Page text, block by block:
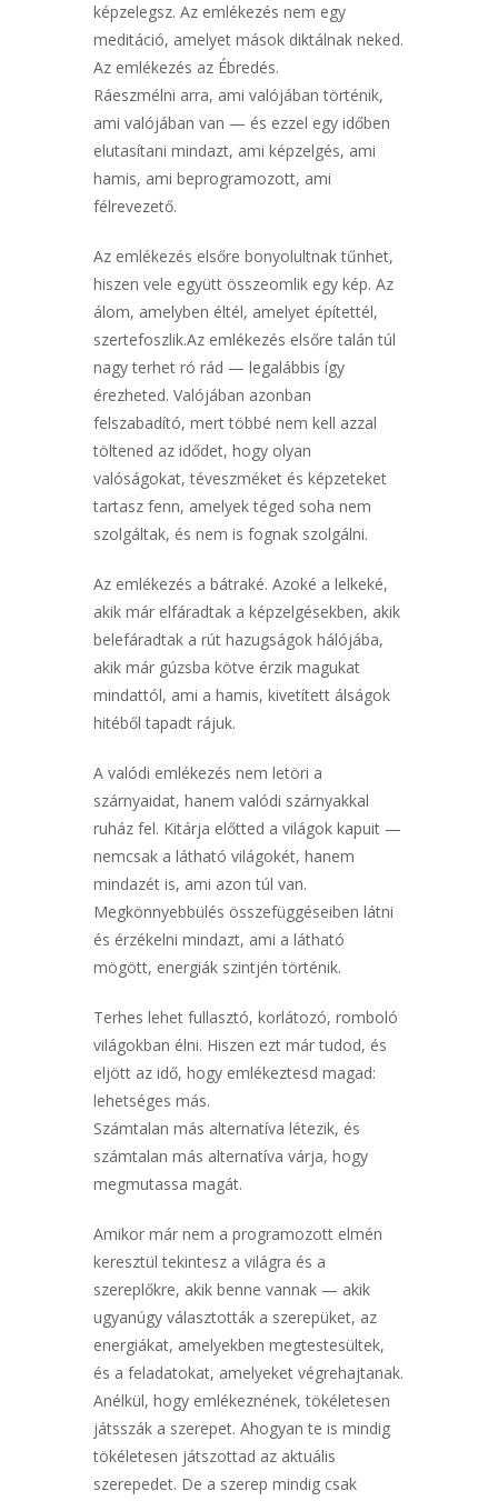
képzelegsz. Az emlékezés nem egy
meditáció, amelyet mások diktálnak neked.
Az emlékezés az Ébredés.
Ráeszmélni arra, ami valójában történik,
ami valójában van — és ezzel egy időben
elutasítani mindazt, ami képzelgés, ami
hamis, ami beprogramozott, ami
félrevezető.
Az emlékezés elsőre bonyolultnak tűnhet,
hiszen vele együtt összeomlik egy kép. Az
álom, amelyben éltél, amelyet építettél,
szertefoszlik.Az emlékezés elsőre talán túl
nagy terhet ró rád — legalábbis így
érezheted. Valójában azonban
felszabadító, mert többé nem kell azzal
töltened az idődet, hogy olyan
valóságokat, téveszméket és képzeteket
tartasz fenn, amelyek téged soha nem
szolgáltak, és nem is fognak szolgálni.
Az emlékezés a bátraké. Azoké a lelkeké,
akik már elfáradtak a képzelgésekben, akik
belefáradtak a rút hazugságok hálójába,
akik már gúzsba kötve érzik magukat
mindattól, ami a hamis, kivetített álságok
hitéből tapadt rájuk.
A valódi emlékezés nem letöri a
szárnyaidat, hanem valódi szárnyakkal
ruház fel. Kitárja előtted a világok kapuit —
nemcsak a látható világokét, hanem
mindazét is, ami azon túl van.
Megkönnyebbülés összefüggéseiben látni
és érzékelni mindazt, ami a látható
mögött, energiák szintjén történik.
Terhes lehet fullasztó, korlátozó, romboló
világokban élni. Hiszen ezt már tudod, és
eljött az idő, hogy emlékeztesd magad:
lehetséges más.
Számtalan más alternatíva létezik, és
számtalan más alternatíva várja, hogy
megmutassa magát.
Amikor már nem a programozott elmén
keresztül tekintesz a világra és a
szereplőkre, akik benne vannak — akik
ugyanúgy választották a szerepüket, az
energiákat, amelyekben megtestesültek,
és a feladatokat, amelyeket végrehajtanak.
Anélkül, hogy emlékeznének, tökéletesen
játsszák a szerepet. Ahogyan te is mindig
tökéletesen játszottad az aktuális
szerepedet. De a szerep mindig csak